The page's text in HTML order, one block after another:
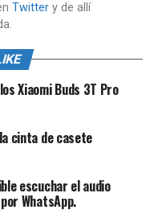
Twittery de allí
Xiaomi Buds 3T Pro
cinta de casete
escuchar el audio
WhatsApp.